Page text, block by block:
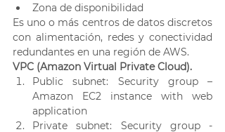
Zona de disponibilidad
Es uno o más centros de datos discretos
con alimentación, redes y conectividad
redundantes en una región de AWS.
VPC (Amazon Virtual Private Cloud).
Public subnet: Security group –
Amazon EC2 instance with web
application
Private subnet: Security group -